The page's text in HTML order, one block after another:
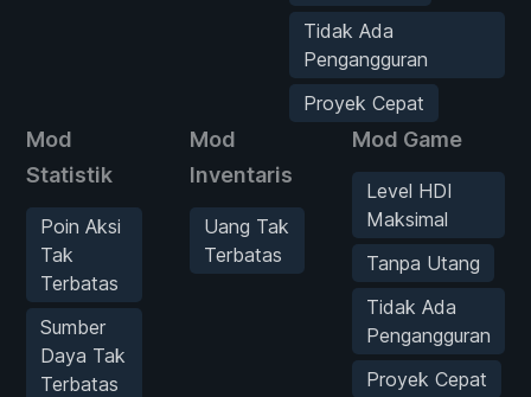
Tidak Ada
Pengangguran
Proyek Cepat
Mod
Statistik
Poin Aksi
Tak
Terbatas
Sumber
Daya Tak
Terbatas
Mod
Inventaris
Uang Tak
Terbatas
Mod Game
Level HDI
Maksimal
Tanpa Utang
Tidak Ada
Pengangguran
Proyek Cepat